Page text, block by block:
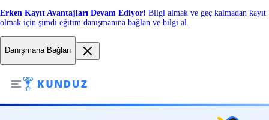
Erken Kayıt Avantajları Devam Ediyor! Bilgi almak ve geç kalmadan kayıt
olmak için şimdi eğitim danışmanına bağlan ve bilgi al.
Danışmana Bağlan